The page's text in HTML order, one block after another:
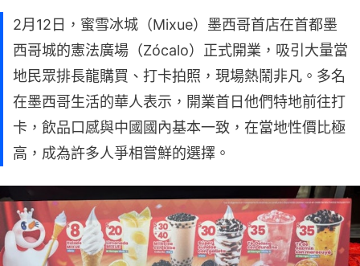
2月12日，蜜雪冰城（Mixue）墨西哥首店在首都墨
西哥城的憲法廣場（Zócalo）正式開業，吸引大量當
地民眾排長龍購買、打卡拍照，現場熱鬧非凡。多名
在墨西哥生活的華人表示，開業首日他們特地前往打
卡，飲品口感與中國國內基本一致，在當地性價比極
高，成為許多人爭相嘗鮮的選擇。